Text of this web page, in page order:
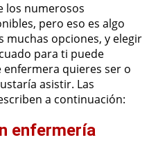
los numerosos
pero eso es algo
muchas opciones, y elegir
para ti puede
quieres ser o
asistir. Las
a continuación:
enfermería